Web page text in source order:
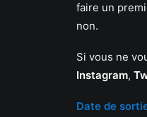
faire un
non.
Si vous ne
Instagram,
Date de